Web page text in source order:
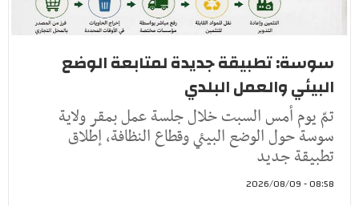
سوسة: تطبيقة جديدة لمتابعة الوضع
البيئي والعمل البلدي
تمّ يوم أمس السبت خلال جلسة عمل بمقر ولاية
سوسة حول الوضع البيئي وقطاع النظافة، إطلاق
تطبيقة جديد
08:58 - 2026/08/09